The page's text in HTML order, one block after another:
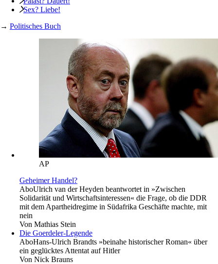
Sex? Liebe!
→ Politisches Buch
AP
Geheimer Handel?
AboUlrich van der Heyden beantwortet in »Zwischen
Solidarität und Wirtschaftsinteressen« die Frage, ob die DDR
mit dem Apartheidregime in Südafrika Geschäfte machte, mit
nein
Von Mathias Stein
Die Goerdeler-Legende
AboHans-Ulrich Brandts »beinahe historischer Roman« über
ein geglücktes Attentat auf Hitler
Von Nick Brauns